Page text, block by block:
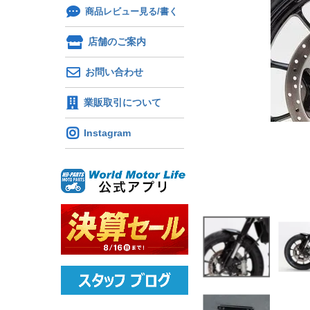
商品レビュー見る/書く
店舗のご案内
お問い合わせ
業販取引について
Instagram